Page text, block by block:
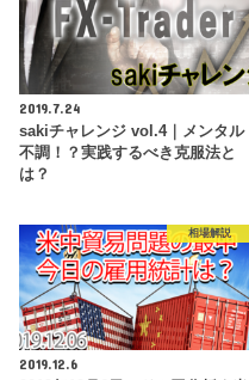
2019.7.24
sakiチャレンジ vol.4｜メンタル
不調！？実践するべき克服法と
は？
相場解説
2019.12.6